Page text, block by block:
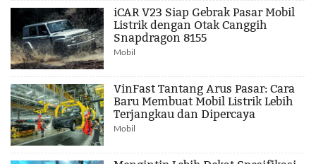
iCAR V23 Siap Gebrak Pasar Mobil
Listrik dengan Otak Canggih
Snapdragon 8155
Mobil
VinFast Tantang Arus Pasar: Cara
Baru Membuat Mobil Listrik Lebih
Terjangkau dan Dipercaya
Mobil